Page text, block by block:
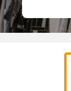
美国加州艺
美国奥蒂斯